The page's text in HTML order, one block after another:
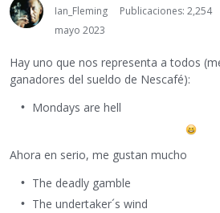
Ian_Fleming
Publicaciones: 2,254
mayo 2023
Hay uno que nos representa a todos
ganadores del sueldo de Nescafé):
Mondays are hell
Ahora en serio, me gustan mucho
The deadly gamble
The undertaker´s wind